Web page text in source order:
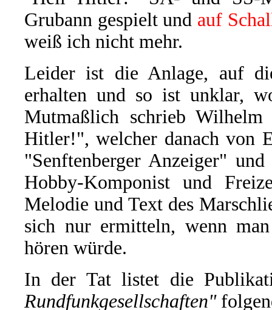
Grubann gespielt und auf
weiß ich nicht mehr.
Leider ist die Anlage, auf
erhalten und so ist unklar,
Mutmaßlich schrieb
Hitler!", welcher danach von
"Senftenberger Anzeiger"
Hobby-Komponist und
Melodie und Text des
sich nur ermitteln, wenn
hören würde.
In der Tat listet die
Rundfunkgesellschaften"